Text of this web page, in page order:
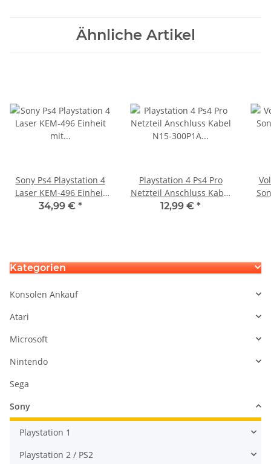
Ähnliche Artikel
Sony Ps4 Playstation 4
Laser KEM-496 Einheit
mit Schlitten KES496a
34,99 € *
Playstation 4 Ps4 Pro
Netzteil Anschluss Kabel
N15-300P1A ADP-300ER -
12,99 € *
Kategorien
Konsolen Ankauf
Atari
Microsoft
Nintendo
Sega
Sony
Playstation 1
Playstation 2 / PS2